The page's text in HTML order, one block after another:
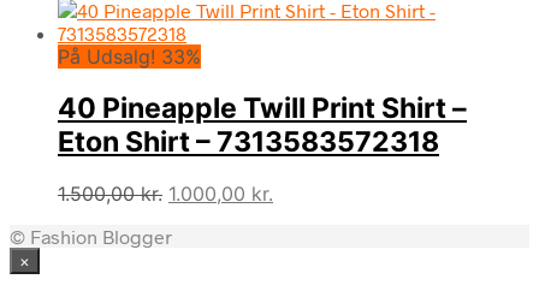
På Udsalg! 33%
40 Pineapple Twill Print Shirt –
Eton Shirt – 7313583572318
1.500,00kr. Den
pris
1.000,00 kr.
© Fashion Blogger
×